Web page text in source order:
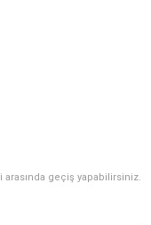
arasında geçiş yapabilirsiniz.